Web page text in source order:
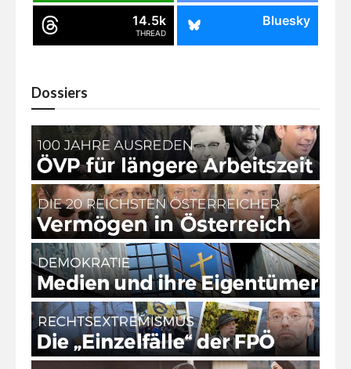
14.5k
THREAD
Bluesky
Dossiers